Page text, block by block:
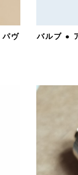
パヴ
バルブ ●